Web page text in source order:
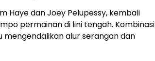
Haye dan Joey Pelupessy, kembali
permainan di lini tengah. Kombinasi
alur serangan dan